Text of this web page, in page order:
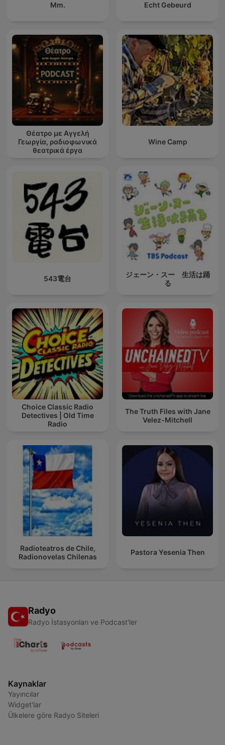
Mm. Echt Gebeurd
Θέατρο με Αγγελή
Γεωργία, ραδιοφωνικά
θεατρικά έργα
Wine Camp
543電台
ジェーン・スー 生活は踊
る
Choice Classic Radio
Detectives | Old Time
Radio
The Truth Files with Jane
Velez-Mitchell
Radioteatros de Chile,
Radionovelas Chilenas
Pastora Yesenia Then
Radyo
Radyo İstasyonları ve Podcast'ler
Kaynaklar
Yayıncılar
Widget'lar
Ülkelere göre Radyo Siteleri